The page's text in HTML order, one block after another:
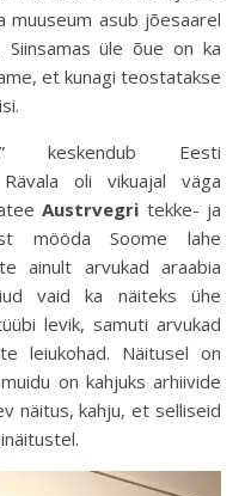
muuseum asub jõesaarel
üle õue on ka
et kunagi teostatakse
keskendub Eesti
Rävala oli vikuajal väga
Austrvegri tekke- ja
mööda Soome lahe
ainult arvukad araabia
vaid ka näiteks ühe
levik, samuti arvukad
leiukohad. Näitusel on
on kahjuks arhiivide
näitus, kahju, et selliseid